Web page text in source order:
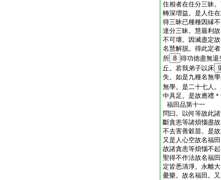
住相者在住分三昧
轉深増益。是人住
得三昧已種種因縁
達分三昧。慧最利
不可壞。因滅盡定
名慧解脱。得此定
所 8 得功徳盡無退
丘。若我弟子以床 9
失。如是九種名無
無學。是二十七人
中具足。是故應禮
福田品第十一
問曰。以何等故此
斷貪恚等諸煩惱盡
不去害善穀苗。是
又是人心空故名福
故諸貪恚等煩惱不
聖得不作法故名福
定皆悉清淨。永離
憂樂。故名福田。